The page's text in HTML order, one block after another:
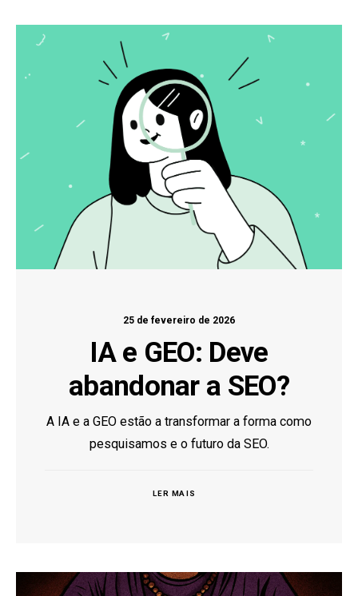
25 de fevereiro de 2026
IA e GEO: Deve
abandonar a SEO?
A IA e a GEO estão a transformar a forma como
pesquisamos e o futuro da SEO.
LER MAIS